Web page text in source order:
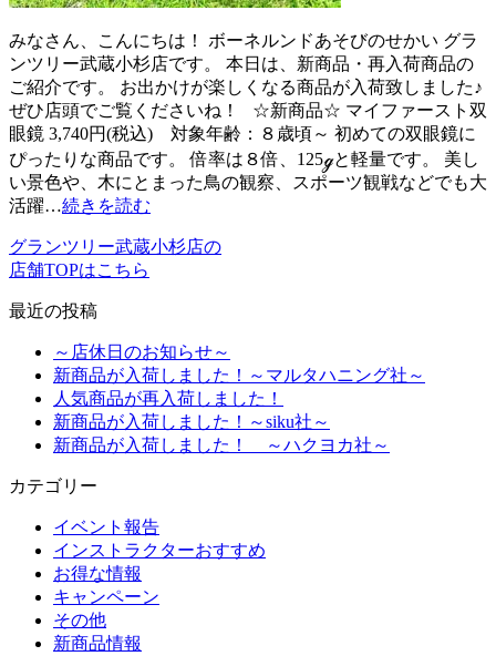
みなさん、こんにちは！ ボーネルンドあそびのせかい グラ
ンツリー武蔵小杉店です。 本日は、新商品・再入荷商品の
ご紹介です。 お出かけが楽しくなる商品が入荷致しました♪
ぜひ店頭でご覧くださいね！ ☆新商品☆ マイファースト双
眼鏡 3,740円(税込) 対象年齢：８歳頃～ 初めての双眼鏡に
ぴったりな商品です。 倍率は８倍、125ℊと軽量です。 美し
い景色や、木にとまった鳥の観察、スポーツ観戦などでも大
活躍…続きを読む
グランツリー武蔵小杉店の
店舗TOPはこちら
最近の投稿
～店休日のお知らせ～
新商品が入荷しました！～マルタハニング社～
人気商品が再入荷しました！
新商品が入荷しました！～siku社～
新商品が入荷しました！ ～ハクヨカ社～
カテゴリー
イベント報告
インストラクターおすすめ
お得な情報
キャンペーン
その他
新商品情報